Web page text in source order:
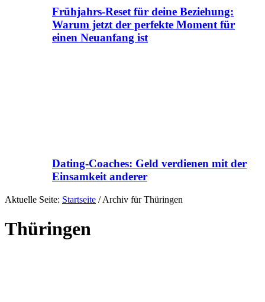
Frühjahrs-Reset für deine Beziehung:
Warum jetzt der perfekte Moment für
einen Neuanfang ist
Dating-Coaches: Geld verdienen mit der
Einsamkeit anderer
Aktuelle Seite: Startseite /Archiv für Thüringen
Thüringen